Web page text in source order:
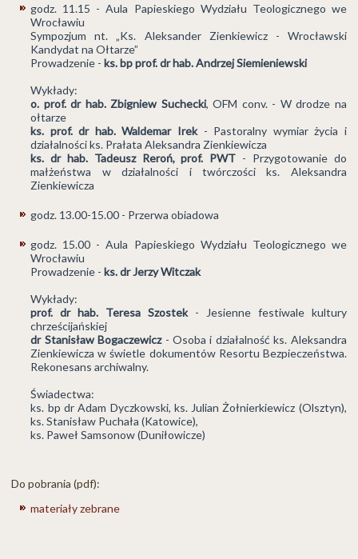
godz. 11.15 - Aula Papieskiego Wydziału Teologicznego we
Wrocławiu
Sympozjum nt. „Ks. Aleksander Zienkiewicz - Wrocławski
Kandydat na Ołtarze”
Prowadzenie -ks. bp prof. dr hab. Andrzej Siemieniewski
Wykłady:
o. prof. dr hab. Zbigniew Suchecki, OFM conv. - W drodze na
ołtarze
ks. prof. dr hab. Waldemar Irek- Pastoralny wymiar życia i
działalności ks. Prałata Aleksandra Zienkiewicza
ks. dr hab. Tadeusz Reroń, prof. PWT - Przygotowanie do
małżeństwa w działalności i twórczości ks. Aleksandra
Zienkiewicza
godz. 13.00-15.00 - Przerwa obiadowa
godz. 15.00 - Aula Papieskiego Wydziału Teologicznego we
Wrocławiu
Prowadzenie -ks. dr Jerzy Witczak
Wykłady:
prof. dr hab. Teresa Szostek- Jesienne festiwale kultury
chrześcijańskiej
dr Stanisław Bogaczewicz- Osoba i działalność ks. Aleksandra
Zienkiewicza w świetle dokumentów Resortu Bezpieczeństwa.
Rekonesans archiwalny.
Świadectwa:
ks. bp dr Adam Dyczkowski, ks. Julian Żołnierkiewicz (Olsztyn),
ks. Stanisław Puchała (Katowice),
ks. Paweł Samsonow (Duniłowicze)
Do pobrania (pdf):
materiały zebrane